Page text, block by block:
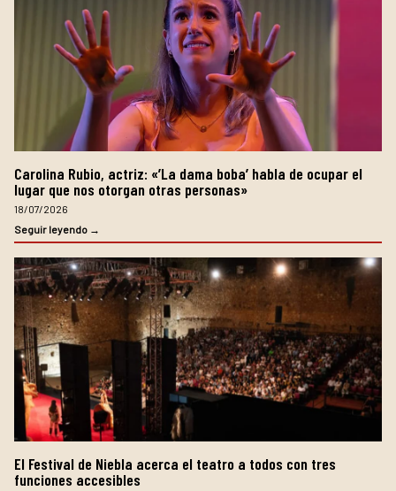
Carolina Rubio, actriz: «’La dama boba’ habla de ocupar el
lugar que nos otorgan otras personas»
18/07/2026
Seguir leyendo →
El Festival de Niebla acerca el teatro a todos con tres
funciones accesibles